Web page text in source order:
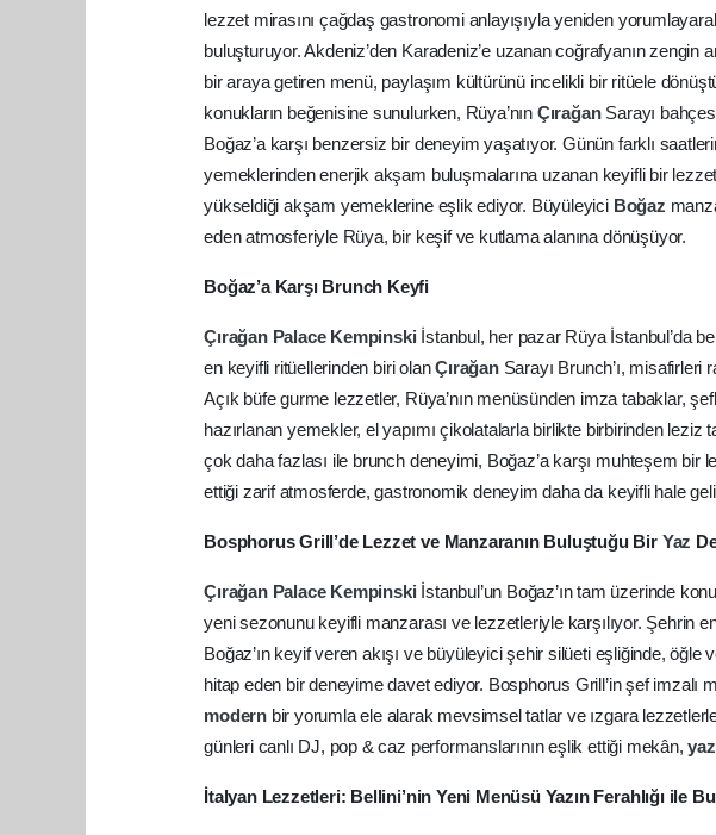
lezzet mirasını çağdaş gastronomi anlayışıyla yeniden
buluşturuyor. Akdeniz’den Karadeniz’e uzanan coğrafyanın zengin
bir araya getiren menü, paylaşım kültürünü incelikli bir ritüele
konukların beğenisine sunulurken, Rüya’nın Çırağan Sarayı
Boğaz’a karşı benzersiz bir deneyim yaşatıyor. Günün farklı
yemeklerinden enerjik akşam buluşmalarına uzanan keyifli bir
yükseldiği akşam yemeklerine eşlik ediyor. Büyüleyici Boğaz
eden atmosferiyle Rüya, bir keşif ve kutlama alanına dönüşüyor.
Boğaz’a Karşı Brunch Keyfi
Çırağan Palace Kempinski İstanbul, her pazar Rüya İstanbul’da
en keyifli ritüellerinden biri olanÇırağan Sarayı Brunch’ı,
Açık büfe gurme lezzetler, Rüya’nın menüsünden imza tabaklar,
hazırlanan yemekler, el yapımı çikolatalarla birlikte birbirinden leziz
çok daha fazlası ile brunch deneyimi, Boğaz’a karşı muhteşem bir
ettiği zarif atmosferde, gastronomik deneyim daha da keyifli hale
Bosphorus Grill’de Lezzet ve Manzaranın Buluştuğu Bir Yaz
Çırağan Palace Kempinski İstanbul’un Boğaz’ın tam üzerinde
yeni sezonunu keyifli manzarası ve lezzetleriyle karşılıyor. Şehrin
Boğaz’ın keyif veren akışı ve büyüleyici şehir silüeti eşliğinde,
hitap eden bir deneyime davet ediyor. Bosphorus Grill’in şef imzalı
modern bir yorumla ele alarak mevsimsel tatlar ve ızgara
günleri canlı DJ, pop & caz performanslarının eşlik ettiği mekân,yaz
İtalyan Lezzetleri: Bellini’nin Yeni Menüsü Yazın Ferahlığı ile